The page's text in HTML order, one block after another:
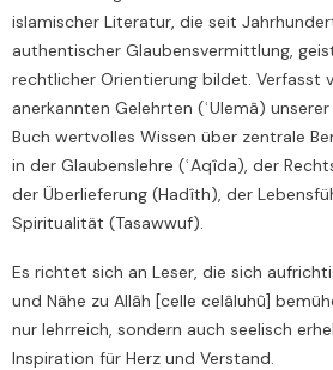
islamischer Literatur, die seit
authentischer Glaubensvermittlung,
rechtlicher Orientierung bildet. Verfasst
anerkannten Gelehrten (ʿUlemâ)
Buch wertvolles Wissen über zentrale
in der Glaubenslehre (ʿAqîda), der
der Überlieferung (Hadîth), der
Spiritualität (Tasawwuf).
Es richtet sich an Leser, die sich
und Nähe zu Allâh [celle celâluhû]
nur lehrreich, sondern auch seelisch
Inspiration für Herz und Verstand.